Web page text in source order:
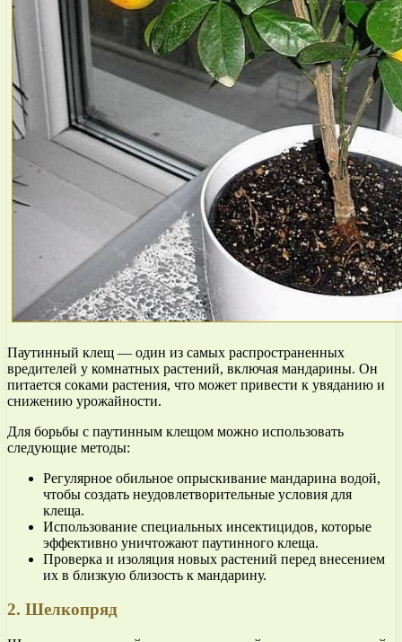
Паутинный клещ — один из самых распространенных
вредителей у комнатных растений, включая мандарины. Он
питается соками растения, что может привести к увяданию и
снижению урожайности.
Для борьбы с паутинным клещом можно использовать
следующие методы:
Регулярное обильное опрыскивание мандарина водой,
чтобы создать неудовлетворительные условия для
клеща.
Использование специальных инсектицидов, которые
эффективно уничтожают паутинного клеща.
Проверка и изоляция новых растений перед внесением
их в близкую близость к мандарину.
2. Шелкопряд